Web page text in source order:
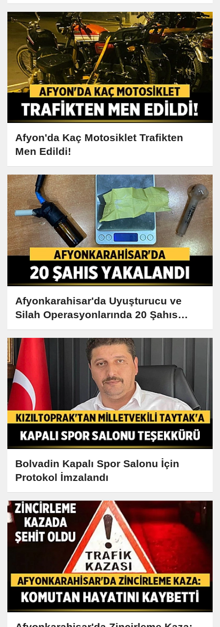
Afyon'da Kaç Motosiklet Trafikten
Men Edildi!
Afyonkarahisar'da Uyuşturucu ve
Silah Operasyonlarında 20 Şahıs
Yakalandı
Bolvadin Kapalı Spor Salonu İçin
Protokol İmzalandı